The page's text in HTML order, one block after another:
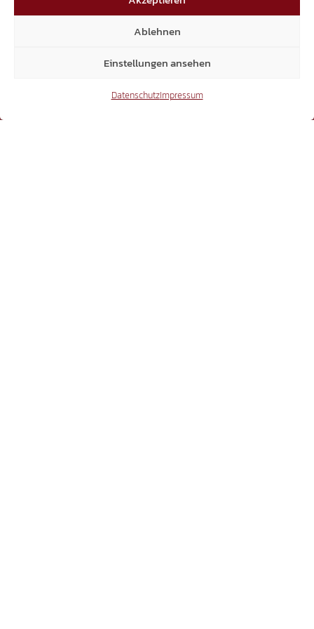
Ablehnen
Einstellungen ansehen
DatenschutzImpressum
Mitglieder
6.370